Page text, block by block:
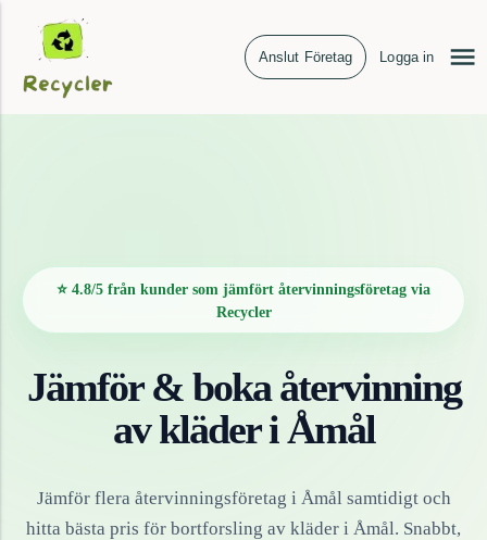
Anslut Företag Logga in
⭐ 4.8/5 från kunder som jämfört återvinningsföretag via
Recycler
Jämför & boka återvinning
avkläderiÅmål
Jämför flera återvinningsföretag i Åmålsamtidigt och
hitta bästa pris för bortforsling av kläder i Åmål. Snabbt,